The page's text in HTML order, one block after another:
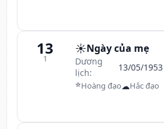
13
1
☀️Ngày của mẹ
Dương
lịch:
13/05/1953
⭐Hoàng đạo☁Hắc đạo